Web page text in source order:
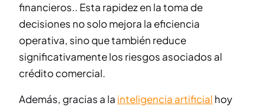
financieros.. Esta rapidez en la toma de
decisiones no solo mejora la eficiencia
operativa, sino que también reduce
significativamente los riesgos asociados al
crédito comercial.
Además, gracias a la inteligencia artificial hoy